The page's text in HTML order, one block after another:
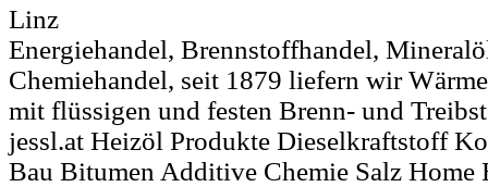
Linz
Energiehandel, Brennstoffhandel,
Chemiehandel, seit 1879 liefern wir
mit flüssigen und festen Brenn- und
jessl.at Heizöl Produkte Dieselkraftstoff
Bau Bitumen Additive Chemie Salz Home